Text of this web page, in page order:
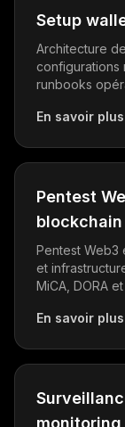
Setup
Architecture
configurations
runbooks
En savoir plus
Pentest
blockchain
Pentest Web3
et
MiCA, DORA et
En savoir plus